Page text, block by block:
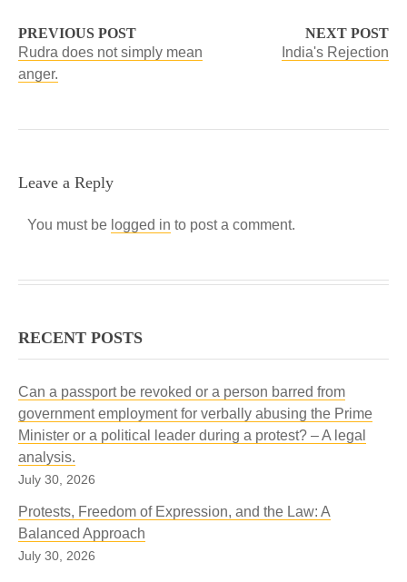
PREVIOUS POST
Rudra does not simply mean
anger.
NEXT POST
India's Rejection
Leave a Reply
You must be logged in to post a comment.
RECENT POSTS
Can a passport be revoked or a person barred from
government employment for verbally abusing the Prime
Minister or a political leader during a protest? – A legal
analysis.
July 30, 2026
Protests, Freedom of Expression, and the Law: A
Balanced Approach
July 30, 2026